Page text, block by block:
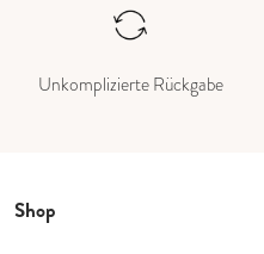
Unkomplizierte Rückgabe
Shop